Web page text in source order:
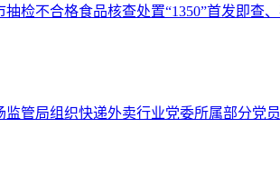
检不合格食品核查处置“1350”首发即查
管局组织快递外卖行业党委所属部分党